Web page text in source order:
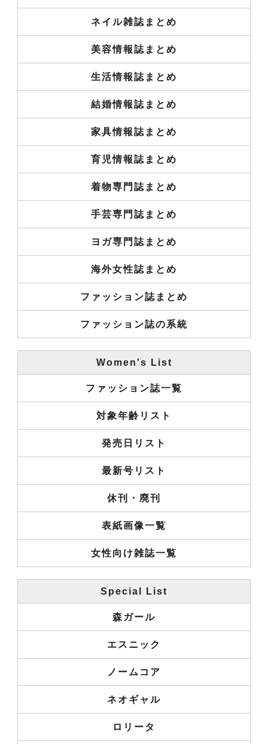
ネイル雑誌まとめ
美容情報誌まとめ
生活情報誌まとめ
結婚情報誌まとめ
家具情報誌まとめ
育児情報誌まとめ
着物専門誌まとめ
手芸専門誌まとめ
ヨガ専門誌まとめ
海外女性誌まとめ
ファッション誌まとめ
ファッション誌の系統
Women's List
ファッション誌一覧
対象年齢リスト
発売日リスト
最新号リスト
休刊・廃刊
表紙画像一覧
女性向け雑誌一覧
Special List
森ガール
エスニック
ノームコア
ネオギャル
ロリータ